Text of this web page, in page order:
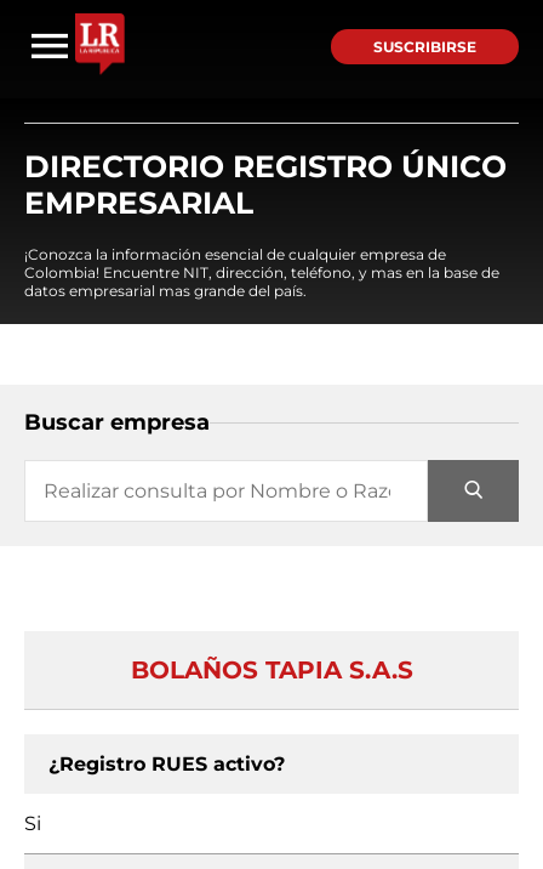
SUSCRIBIRSE
DIRECTORIO REGISTRO ÚNICO
EMPRESARIAL
¡Conozca la información esencial de cualquier empresa de
Colombia! Encuentre NIT, dirección, teléfono, y mas en la base de
datos empresarial mas grande del país.
Buscar empresa
BOLAÑOS TAPIA S.A.S
¿Registro RUES activo?
Si